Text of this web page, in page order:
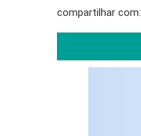
compartilhar com: